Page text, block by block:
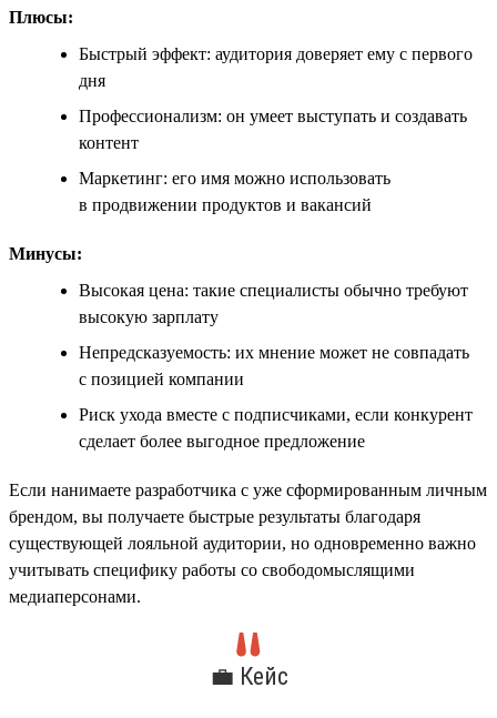
Плюсы:
Быстрый эффект: аудитория доверяет ему с первого
дня
Профессионализм: он умеет выступать и создавать
контент
Маркетинг: его имя можно использовать
в продвижении продуктов и вакансий
Минусы:
Высокая цена: такие специалисты обычно требуют
высокую зарплату
Непредсказуемость: их мнение может не совпадать
с позицией компании
Риск ухода вместе с подписчиками, если конкурент
сделает более выгодное предложение
Если нанимаете разработчика с уже сформированным личным
брендом, вы получаете быстрые результаты благодаря
существующей лояльной аудитории, но одновременно важно
учитывать специфику работы со свободомыслящими
медиаперсонами.
💼 Кейс